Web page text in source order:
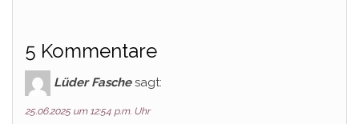
5 Kommentare
Lüder Fasche sagt:
25.06.2025 um 12:54 p.m. Uhr